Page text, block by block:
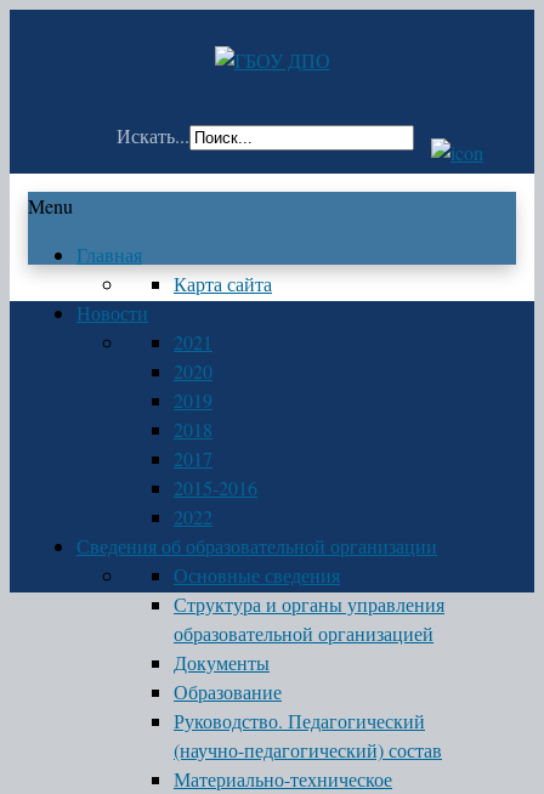
Искать...
Menu
Главная
Карта сайта
Новости
2021
2020
2019
2018
2017
2015-2016
2022
Сведения об образовательной организации
Основные сведения
Структура и органы управления
образовательной организацией
Документы
Образование
Руководство. Педагогический
(научно-педагогический) состав
Материально-техническое